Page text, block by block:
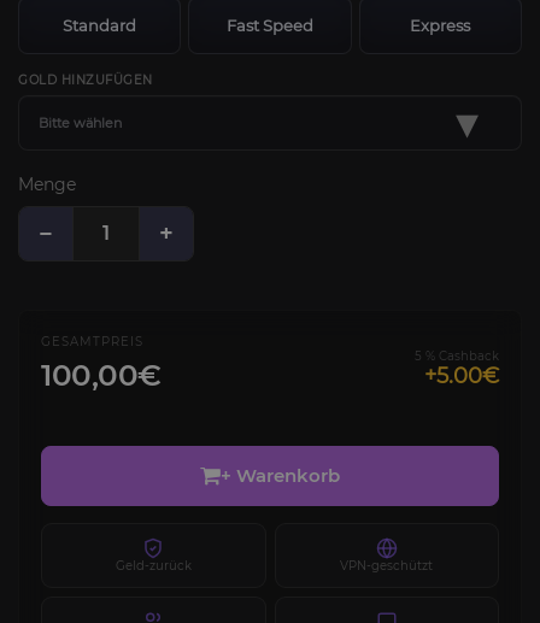
Standard Fast Speed Express
GOLD HINZUFÜGEN
Bitte wählen ▾
Menge
− +
GESAMTPREIS
100,00€
5 % Cashback
+5.00€
+ Warenkorb
Geld-zurück VPN-geschützt